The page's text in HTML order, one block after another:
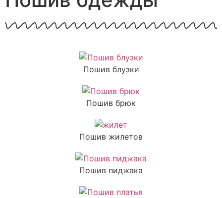
Пошив блузки
Пошив брюк
Пошив жилетов
Пошив пиджака